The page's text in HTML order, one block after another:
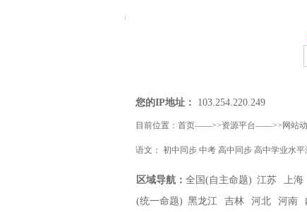
您的IP地址： 103.254.220.249
目前位置： 首页——>>资源平台——>>网站
语文 ： 初中同步 中考 高中同步 高中学业水平
区域导航： 全国(自主命题) 江苏 上海
(统一命题) 黑龙江 吉林 河北 河南